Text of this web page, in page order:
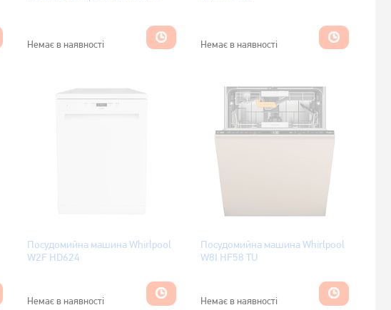
Немає в наявності Немає в наявності
Посудомийна машина Whirlpool
W2F HD624
Немає в наявності
Посудомийна машина Whirlpool
W8I HF58 TU
Немає в наявності